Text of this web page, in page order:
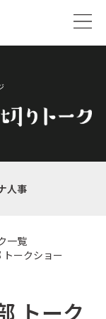
人事
一覧
ークショー
トーク